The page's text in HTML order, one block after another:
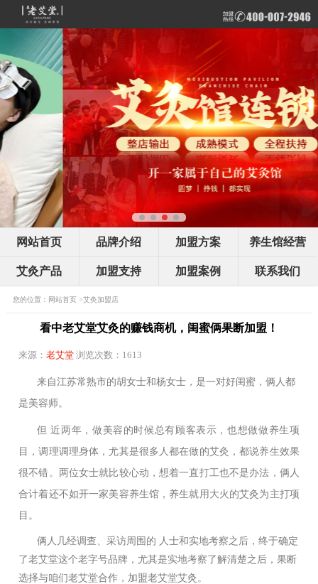
网站首页 品牌介绍 加盟方案 养生馆经营
艾灸产品 加盟支持 加盟案例 联系我们
您的位置： 网站首页>艾灸加盟店
看中老艾堂艾灸的赚钱商机，闺蜜俩果断加盟！
来源：老艾堂 浏览次数：1613
来自江苏常熟市的胡女士和杨女士，是一对好闺蜜，俩人都
是美容师。
但 近两年，做美容的时候总有顾客表示，也想做做养生项
目，调理调理身体，尤其是很多人都在做的艾灸，都说养生效果
很不错。两位女士就比较心动，想着一直打工也不是办法，俩人
合计着还不如开一家美容养生馆，养生就用大火的艾灸为主打项
目。
俩人几经调查、采访周围的 人士和实地考察之后，终于确定
了老艾堂这个老字号品牌，尤其是实地考察了解清楚之后，果断
选择与咱们老艾堂合作，加盟老艾堂艾灸。